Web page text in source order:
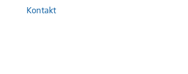
Kontakt